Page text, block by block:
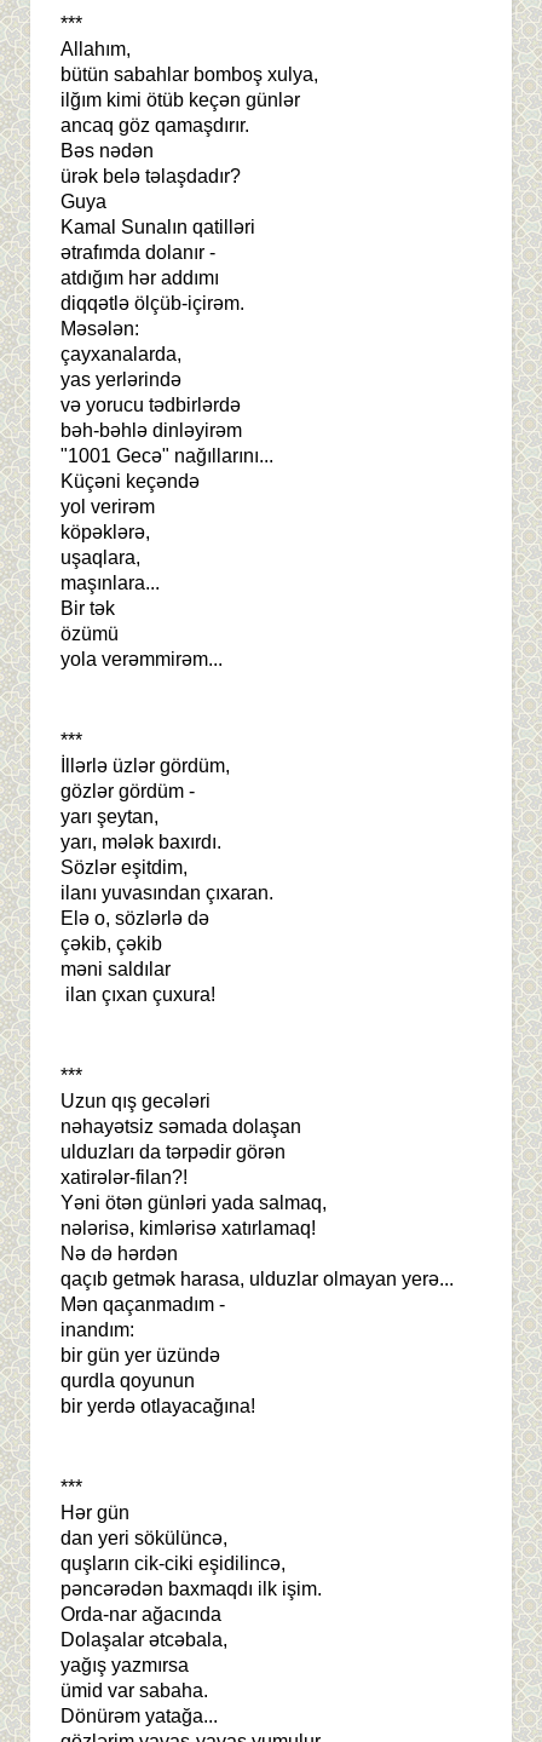
***
Allahım,
bütün sabahlar bomboş xulya,
ilğım kimi ötüb keçən günlər
ancaq göz qamaşdırır.
Bəs nədən
ürək belə təlaşdadır?
Guya
Kamal Sunalın qatilləri
ətrafımda dolanır -
atdığım hər addımı
diqqətlə ölçüb-içirəm.
Məsələn:
çayxanalarda,
yas yerlərində
və yorucu tədbirlərdə
bəh-bəhlə dinləyirəm
"1001 Gecə" nağıllarını...
Küçəni keçəndə
yol verirəm
köpəklərə,
uşaqlara,
maşınlara...
Bir tək
özümü
yola verəmmirəm...
***
İllərlə üzlər gördüm,
gözlər gördüm -
yarı şeytan,
yarı, mələk baxırdı.
Sözlər eşitdim,
ilanı yuvasından çıxaran.
Elə o, sözlərlə də
çəkib, çəkib
məni saldılar
ilan çıxan çuxura!
***
Uzun qış gecələri
nəhayətsiz səmada dolaşan
ulduzları da tərpədir görən
xatirələr-filan?!
Yəni ötən günləri yada salmaq,
nələrisə, kimlərisə xatırlamaq!
Nə də hərdən
qaçıb getmək harasa, ulduzlar olmayan yerə...
Mən qaçanmadım -
inandım:
bir gün yer üzündə
qurdla qoyunun
bir yerdə otlayacağına!
***
Hər gün
dan yeri sökülüncə,
quşların cik-ciki eşidilincə,
pəncərədən baxmaqdı ilk işim.
Orda-nar ağacında
Dolaşalar ətcəbala,
yağış yazmırsa
ümid var sabaha.
Dönürəm yatağa...